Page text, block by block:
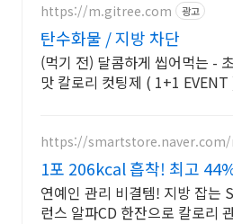
https://m.gitree.com 광고
탄수화물 / 지방 차단
(먹기 전) 달콤하게 씹어먹는 -
맛 칼로리 컷팅제 ( 1+1 EVENT
https://
1포 206kcal 흡착! 최고
할인!
연예인 관리 비결템! 지방 잡는
런스 알파CD 한잔으로 칼로리